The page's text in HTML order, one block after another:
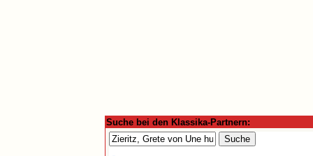
Suche bei den Klassika-Partnern: